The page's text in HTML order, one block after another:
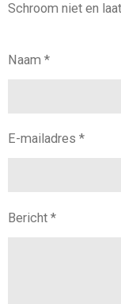
Schroom niet en
Naam *
E-mailadres *
Bericht *